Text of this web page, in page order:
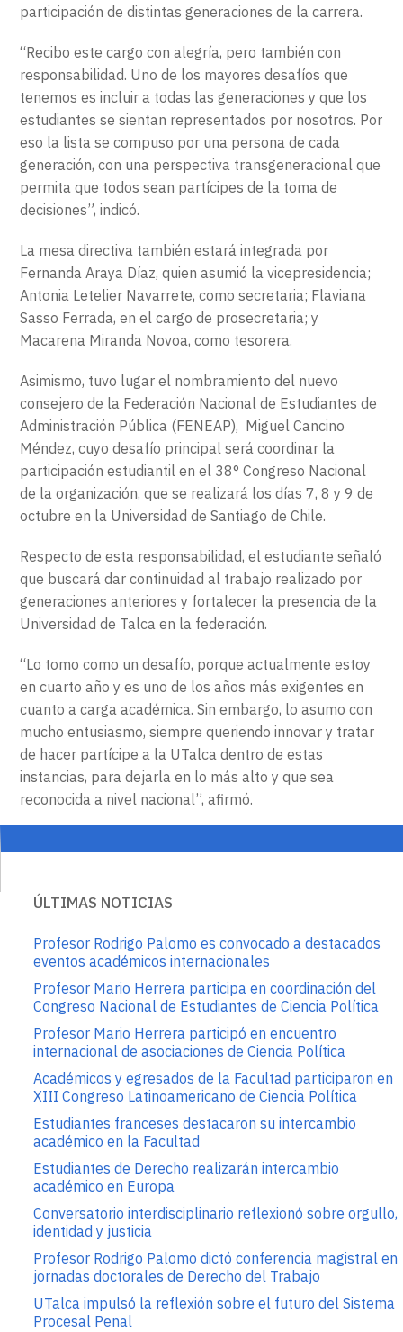
participación de distintas generaciones de la carrera.
“Recibo este cargo con alegría, pero también con
responsabilidad. Uno de los mayores desafíos que
tenemos es incluir a todas las generaciones y que los
estudiantes se sientan representados por nosotros. Por
eso la lista se compuso por una persona de cada
generación, con una perspectiva transgeneracional que
permita que todos sean partícipes de la toma de
decisiones”, indicó.
La mesa directiva también estará integrada por
Fernanda Araya Díaz, quien asumió la vicepresidencia;
Antonia Letelier Navarrete, como secretaria; Flaviana
Sasso Ferrada, en el cargo de prosecretaria; y
Macarena Miranda Novoa, como tesorera.
Asimismo, tuvo lugar el nombramiento del nuevo
consejero de la Federación Nacional de Estudiantes de
Administración Pública (FENEAP), Miguel Cancino
Méndez, cuyo desafío principal será coordinar la
participación estudiantil en el 38° Congreso Nacional
de la organización, que se realizará los días 7, 8 y 9 de
octubre en la Universidad de Santiago de Chile.
Respecto de esta responsabilidad, el estudiante señaló
que buscará dar continuidad al trabajo realizado por
generaciones anteriores y fortalecer la presencia de la
Universidad de Talca en la federación.
“Lo tomo como un desafío, porque actualmente estoy
en cuarto año y es uno de los años más exigentes en
cuanto a carga académica. Sin embargo, lo asumo con
mucho entusiasmo, siempre queriendo innovar y tratar
de hacer partícipe a la UTalca dentro de estas
instancias, para dejarla en lo más alto y que sea
reconocida a nivel nacional”, afirmó.
ÚLTIMAS NOTICIAS
Profesor Rodrigo Palomo es convocado a destacados
eventos académicos internacionales
Profesor Mario Herrera participa en coordinación del
Congreso Nacional de Estudiantes de Ciencia Política
Profesor Mario Herrera participó en encuentro
internacional de asociaciones de Ciencia Política
Académicos y egresados de la Facultad participaron en
XIII Congreso Latinoamericano de Ciencia Política
Estudiantes franceses destacaron su intercambio
académico en la Facultad
Estudiantes de Derecho realizarán intercambio
académico en Europa
Conversatorio interdisciplinario reflexionó sobre orgullo,
identidad y justicia
Profesor Rodrigo Palomo dictó conferencia magistral en
jornadas doctorales de Derecho del Trabajo
UTalca impulsó la reflexión sobre el futuro del Sistema
Procesal Penal